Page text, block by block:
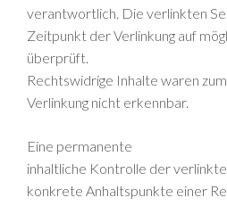
verantwortlich. Die verlinkten
Zeitpunkt der Verlinkung auf
überprüft.
Rechtswidrige Inhalte waren
Verlinkung nicht erkennbar.
Eine permanente
inhaltliche Kontrolle der
konkrete Anhaltspunkte einer